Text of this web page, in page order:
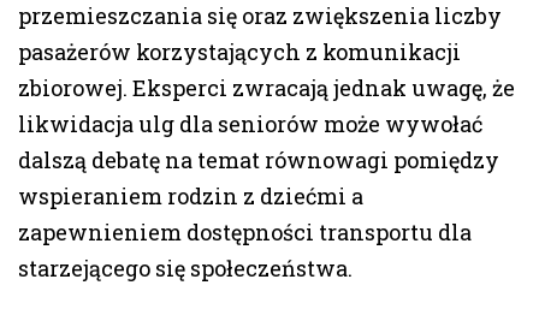
przemieszczania się oraz zwiększenia liczby
pasażerów korzystających z komunikacji
zbiorowej. Eksperci zwracają jednak uwagę, że
likwidacja ulg dla seniorów może wywołać
dalszą debatę na temat równowagi pomiędzy
wspieraniem rodzin z dziećmi a
zapewnieniem dostępności transportu dla
starzejącego się społeczeństwa.